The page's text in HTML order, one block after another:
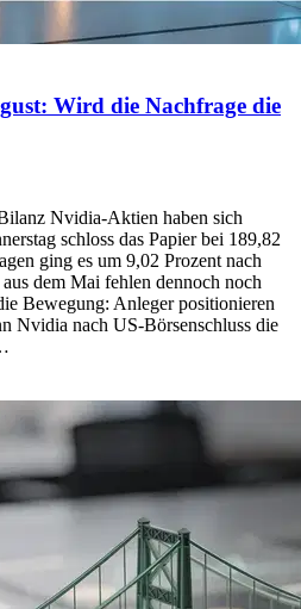
Wird die Nachfrage die
Nvidia-Aktien haben sich
schloss das Papier bei 189,82
ging es um 9,02 Prozent nach
dem Mai fehlen dennoch noch
Bewegung: Anleger positionieren
Nvidia nach US-Börsenschluss die